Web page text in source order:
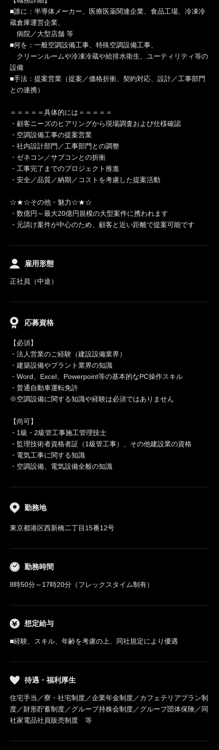
■誰に：半導体メーカー、医療医薬関連企業、食品工場、冷凍冷
蔵倉庫運営企業、
病院／大型店舗 等
■何を：一般空調設備工事、特殊空調設備工事、
クリーンルームや冷凍冷蔵や給排水衛生、ユーティリティ等の
設備
■手法：提案営業（提案／価格折衝、契約対応、設計／工事部門
との連携）
＝＝＝＝＝具体的には＝＝＝＝＝
・顧客ニーズのヒアリングから現場調査および仕様確認
・空調設備工事の提案営業
・社内設計部門／工事部門との調整
・ゼネコン／サブコンとの折衝
・工事完了までのプロジェクト推進
・安全／品質／納期／コストを考慮した提案活動
☆★☆その他・魅力☆★☆
・数億円～最大20億円規模の大型案件に携われます
・元請け案件が中心のため、顧客と近い距離で提案可能です
雇用形態
正社員（中途）
応募資格
【必須】
・法人営業のご経験（建設設備業界）
・建築設備やプラント業界の知識
・Word、Excel、Powerpoint等の基本的なPC操作スキル
・普通自動車運転免許
※空調設備に関する知識や経験は必須ではありません
【尚可】
・1級・2級管工事施工管理技士
・監理技術者資格者証（1級管工事）、その他建設業の資格
・電気工事に関する知識
・空調設備、電気設備全般の知識
勤務地
東京都港区西新橋二丁目15番12号
勤務時間
8時50分～17時20分（フレックスタイム制有）
想定給与
■経験、スキル、年齢を考慮の上、同社規定により優遇
待遇・福利厚生
住宅手当／寮・社宅制度／企業年金制度／カフェテリアプラン制
度／財形貯蓄制度／グループ持株会制度／グループ団体保険／同
社家電品社員販売制度 等